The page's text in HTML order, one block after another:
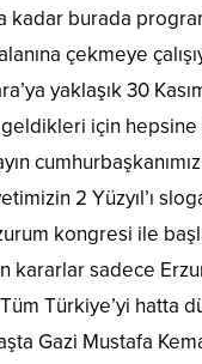
kadar burada
çekmeye
yaklaşık 30
geldikleri için
2 Yüzyıl’ı
kongresi ile
kararlar sadece
Türkiye’yi hatta
Gazi Mustafa